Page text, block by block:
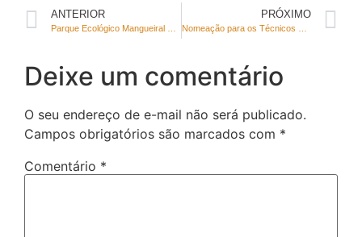
ANTERIOR PRÓXIMO
Deixe um comentário
O seu endereço de e-mail não será publicado.
Campos obrigatórios são marcados com *
Comentário *